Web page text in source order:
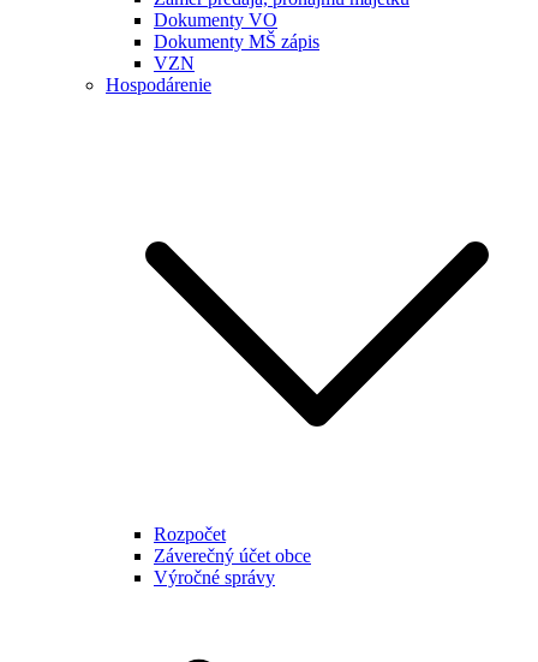
Dokumenty VO
Dokumenty MŠ zápis
VZN
Hospodárenie
Rozpočet
Záverečný účet obce
Výročné správy